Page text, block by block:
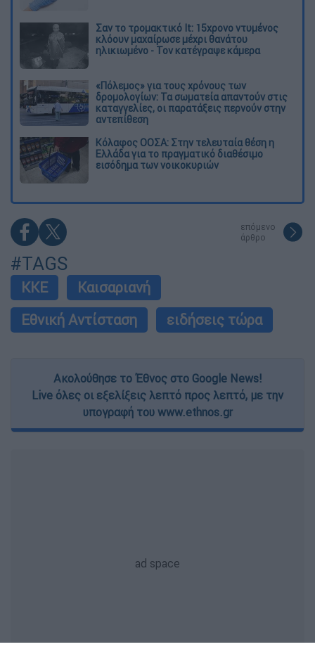
Σαν το τρομακτικό It: 15χρονο ντυμένος
κλόουν μαχαίρωσε μέχρι θανάτου
ηλικιωμένο - Τον κατέγραψε κάμερα
«Πόλεμος» για τους χρόνους των
δρομολογίων: Τα σωματεία απαντούν στις
καταγγελίες, οι παρατάξεις περνούν στην
αντεπίθεση
Κόλαφος ΟΟΣΑ: Στην τελευταία θέση η
Ελλάδα για το πραγματικό διαθέσιμο
εισόδημα των νοικοκυριών
επόμενο
άρθρο
#TAGS
ΚΚΕ
Καισαριανή
Εθνική Αντίσταση
ειδήσεις τώρα
Ακολούθησε το Έθνος στο Google News!
Live όλες οι εξελίξεις λεπτό προς λεπτό, με την
υπογραφή του www.ethnos.gr